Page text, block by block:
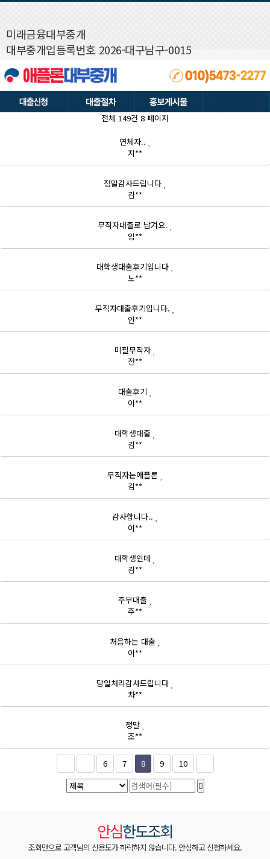
미래금융대부중개
대부중개업등록번호 2026-대구남구-0015
전체 149건 8 페이지
연체자..
지**
정말감사드립니다
김**
무직자대출로 남겨요.
임**
대학생대출후기입니다
노**
무직자대출후기입니다.
안**
미필무직자
전**
대출후기
이**
대학생대출
김**
무직자는애플론
김**
감사합니다..
이**
대학생인데
김**
주부대출
주**
처음하는 대출
이**
당일처리감사드립니다
차**
정말
조**
6 7 8 9 10
안심한도조회
조회만으로 고객님의 신용도가 하락하지 않습니다. 안심하고 신청하세요.